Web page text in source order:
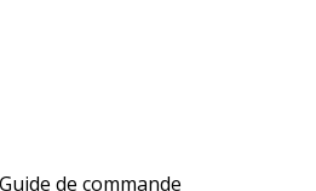
Guide de commande